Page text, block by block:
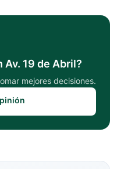
Av. 19 de Abril?
mejores decisiones.